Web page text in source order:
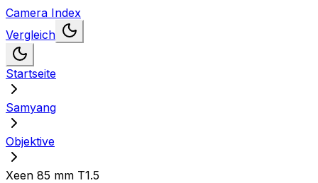
Camera Index
Vergleich
Startseite
Samyang
Objektive
Xeen 85 mm T1.5